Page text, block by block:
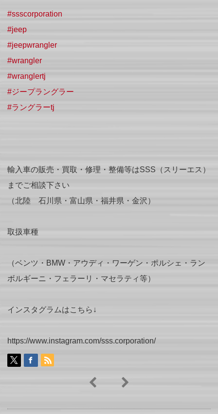
#ssscorporation
#jeep
#jeepwrangler
#wrangler
#wranglertj
#ジープラングラー
#ラングラーtj
輸入車の販売・買取・修理・整備等はSSS（スリーエス）
までご相談下さい
（北陸 石川県・富山県・福井県・金沢）
取扱車種
（ベンツ・BMW・アウディ・ワーゲン・ポルシェ・ラン
ボルギーニ・フェラーリ・マセラティ等）
インスタグラムはこちら↓
https://www.instagram.com/sss.corporation/